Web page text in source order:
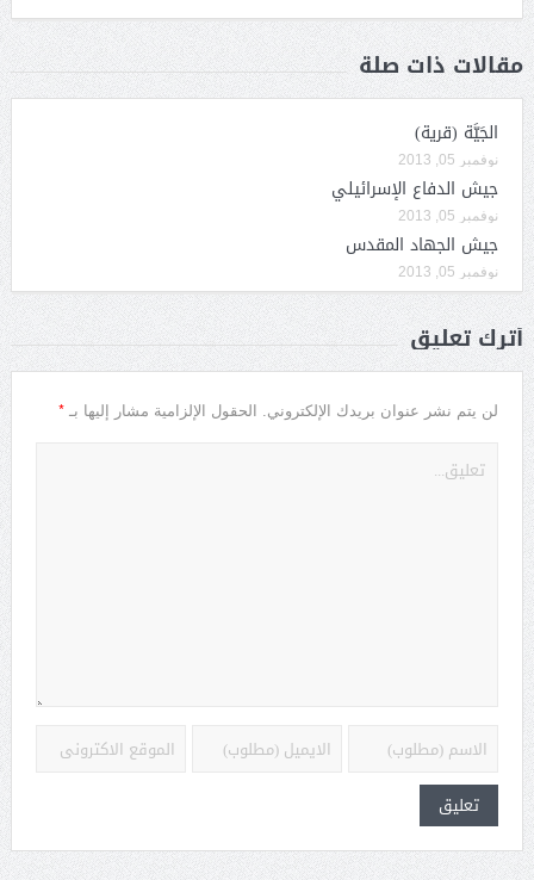
مقالات ذات صلة
الجَيَّة (قرية)
نوفمبر 05, 2013
جيش الدفاع الإسرائيلي
نوفمبر 05, 2013
جيش الجهاد المقدس
نوفمبر 05, 2013
أترك تعليق
لن يتم نشر عنوان بريدك الإلكتروني. الحقول الإلزامية مشار إليها بـ *